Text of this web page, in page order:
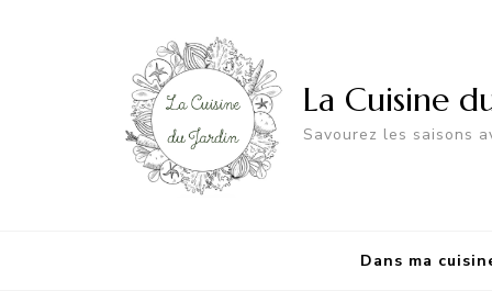
La Cuisine
Savourez les saisons
Dans ma